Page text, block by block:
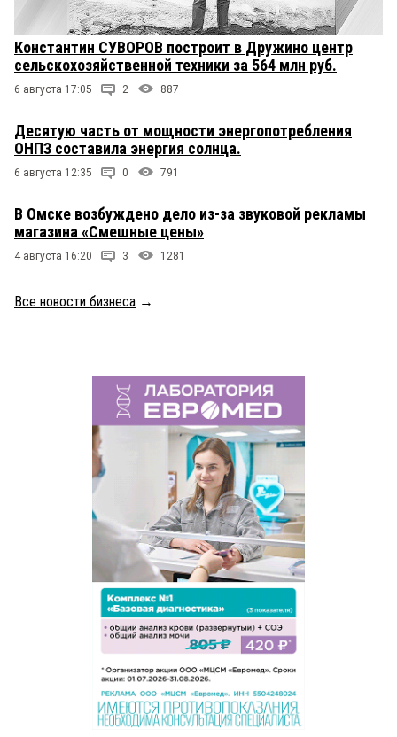
Константин СУВОРОВ построит в Дружино центр
сельскохозяйственной техники за 564 млн руб.
6 августа 17:05 2 887
Десятую часть от мощности энергопотребления
ОНПЗ составила энергия солнца.
6 августа 12:35 0 791
В Омске возбуждено дело из-за звуковой рекламы
магазина «Смешные цены»
4 августа 16:20 3 1281
Все новости бизнеса →